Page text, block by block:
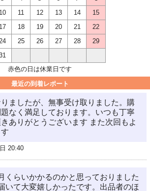
10 11 12 13 14
15
17 18 19 20 21
22
25 26 27 28
29
赤色の日は休業日です
最近の到着レポート
ましたが、無事受け取りました。購
なく満足しております。いつも丁寧
ありがとうございます また次回もよ
20:40
くらいかかるのかと思っておりました
いて大変嬉しかったです。出品者のほ